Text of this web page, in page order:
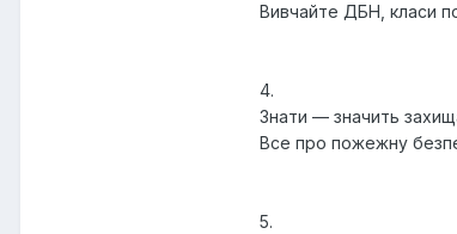
Вивчайте ДБН, класи
4.
Знати — значить
Все про пожежну
5.